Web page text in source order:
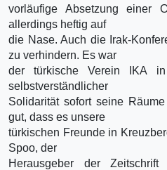
vorläufige Absetzung einer
allerdings heftig auf
die Nase. Auch die Irak-
zu verhindern. Es war
der türkische Verein IKA
selbstverständlicher
Solidarität sofort seine
gut, dass es unsere
türkischen Freunde in
Spoo, der
Herausgeber der